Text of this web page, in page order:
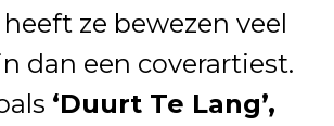
ze bewezen veel
dan een coverartiest.
‘Duurt Te Lang’,